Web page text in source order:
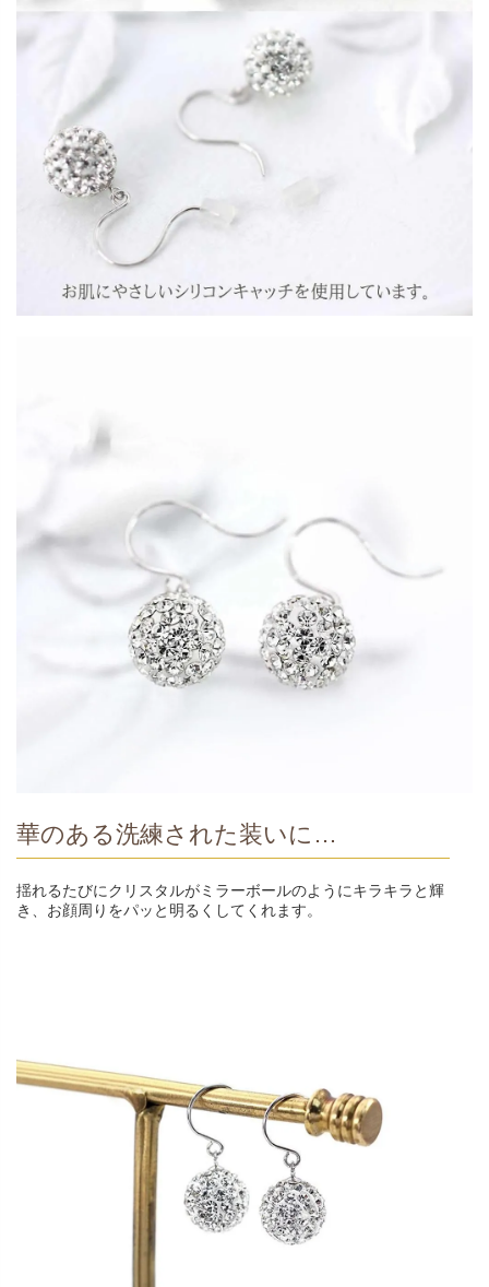
華のある洗練された装いに…
揺れるたびにクリスタルがミラーボールのようにキラキラと輝
き、お顔周りをパッと明るくしてくれます。